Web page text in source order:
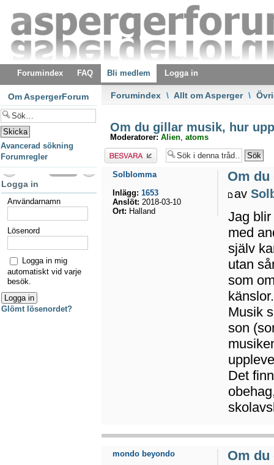
Forumindex FAQ Bli medlem Logga in
Forumindex \ Allt om Asperger \
Om du gillar musik, hur
Moderatorer: Alien, atoms
Besvara
Om
av
Jag
med
själv
utan
som
känslor.
Musik
son
Det
Solblomma
Inlägg: 1653
Anslöt: 2018-03-10
Ort: Halland
Om
mondo beyondo
Om AspergerForum
Avancerad sökning
Forumregler
Logga in
Användarnamn
Lösenord
Logga in mig
automatiskt vid varje
besök.
Glömt lösenordet?